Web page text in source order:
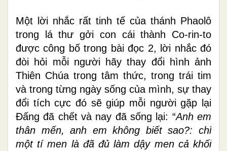
Một lời nhắc rất tinh tế của thánh Phaolô
trong lá thư gởi con cái thành Co-rin-to
được công bố trong bài đọc 2, lời nhắc đó
đòi hỏi mỗi người hãy thay đổi hình ảnh
Thiên Chúa trong tâm thức, trong trái tim
và trong từng ngày sống của mình, sự thay
đổi tích cực đó sẽ giúp mỗi người gặp lại
Đấng đã chết và nay đã sống lại: “Anh em
thân mến, anh em không biết sao?: chỉ
một tí men là đã đủ làm dậy men cả khối